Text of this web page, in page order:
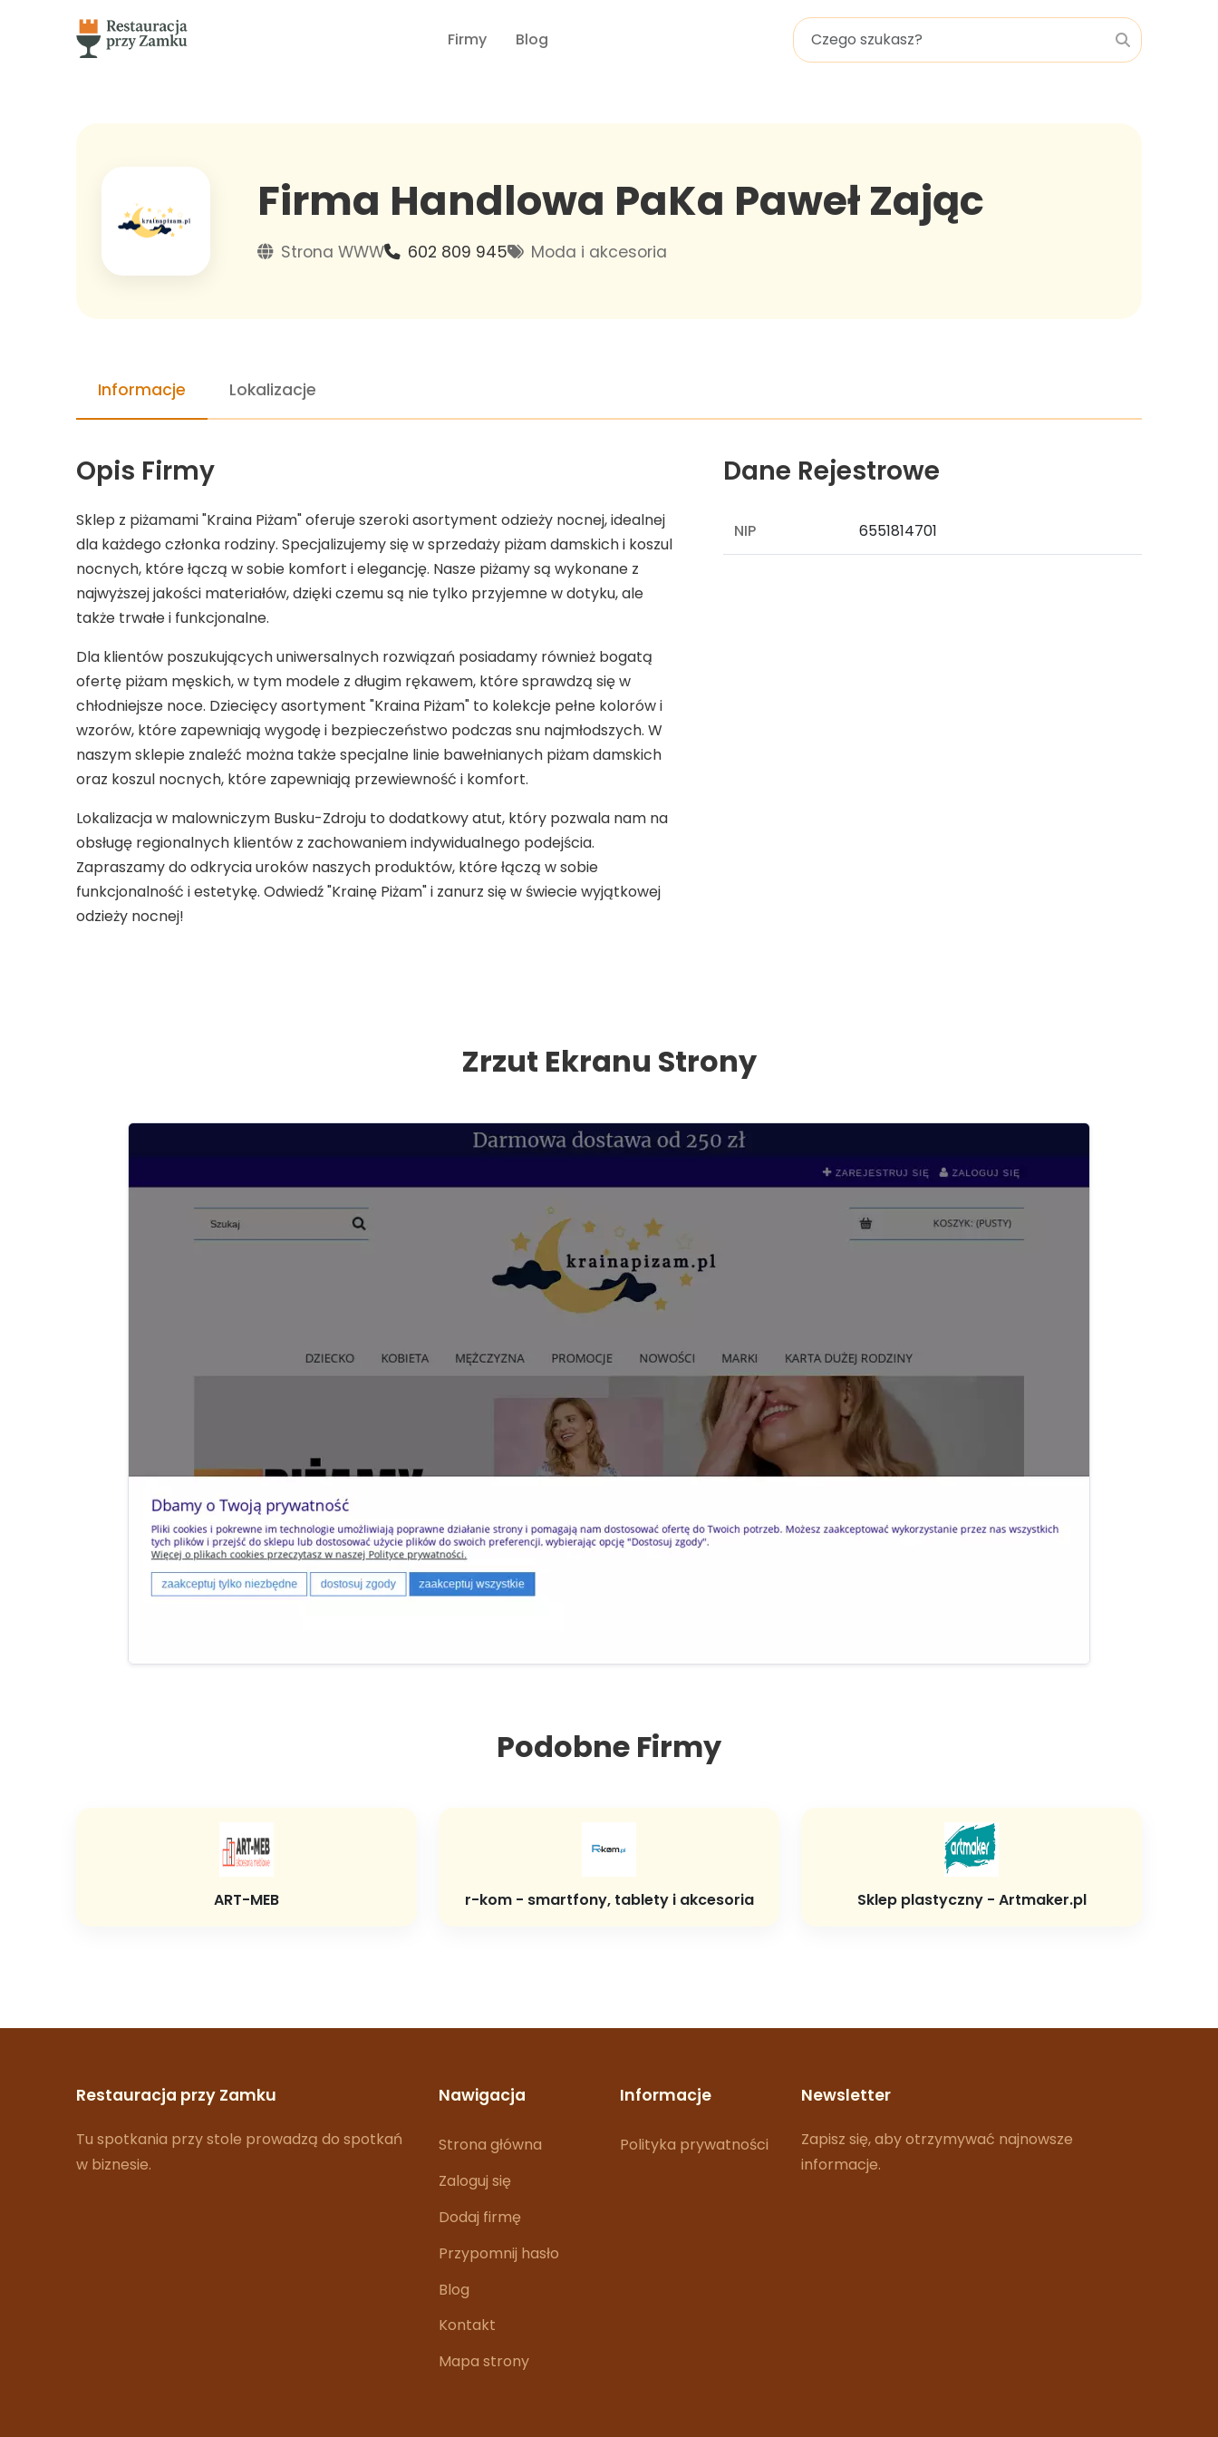
Firmy Blog
Firma Handlowa PaKa Paweł Zając
Strona WWW 602 809 945 Moda i akcesoria
Informacje Lokalizacje
Opis Firmy
Sklep z piżamami "Kraina Piżam" oferuje szeroki asortyment odzieży nocnej, idealnej
dla każdego członka rodziny. Specjalizujemy się w sprzedaży piżam damskich i koszul
nocnych, które łączą w sobie komfort i elegancję. Nasze piżamy są wykonane z
najwyższej jakości materiałów, dzięki czemu są nie tylko przyjemne w dotyku, ale
także trwałe i funkcjonalne.
Dla klientów poszukujących uniwersalnych rozwiązań posiadamy również bogatą
ofertę piżam męskich, w tym modele z długim rękawem, które sprawdzą się w
chłodniejsze noce. Dziecięcy asortyment "Kraina Piżam" to kolekcje pełne kolorów i
wzorów, które zapewniają wygodę i bezpieczeństwo podczas snu najmłodszych. W
naszym sklepie znaleźć można także specjalne linie bawełnianych piżam damskich
oraz koszul nocnych, które zapewniają przewiewność i komfort.
Lokalizacja w malowniczym Busku-Zdroju to dodatkowy atut, który pozwala nam na
obsługę regionalnych klientów z zachowaniem indywidualnego podejścia.
Zapraszamy do odkrycia uroków naszych produktów, które łączą w sobie
funkcjonalność i estetykę. Odwiedź "Krainę Piżam" i zanurz się w świecie wyjątkowej
odzieży nocnej!
Dane Rejestrowe
NIP 6551814701
Zrzut Ekranu Strony
Podobne Firmy
ART-MEB r-kom - smartfony, tablety i akcesoria Sklep plastyczny - Artmaker.pl
Restauracja przy Zamku
Tu spotkania przy stole prowadzą do spotkań
w biznesie.
Nawigacja
Strona główna
Zaloguj się
Dodaj firmę
Przypomnij hasło
Blog
Kontakt
Mapa strony
Informacje
Polityka prywatności
Newsletter
Zapisz się, aby otrzymywać najnowsze
informacje.